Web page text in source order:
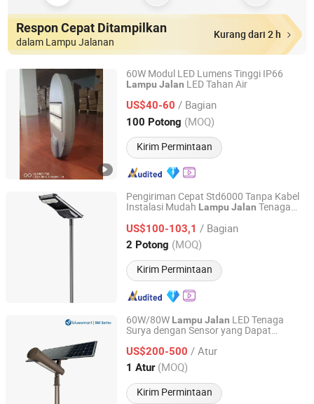
Respon Cepat Ditampilkan
dalam Lampu Jalanan
Kurang dari 2 h
60W Modul LED Lumens Tinggi IP66
Lampu Jalan LED Tahan Air
US$40-60 / Bagian
100 Potong (MOQ)
Kirim Permintaan
Jiangsu Shixin Electric Group Co., Ltd.
Jiangsu, China Harga mulai 2013
Pengiriman Cepat Std6000 Tanpa Kabel
Instalasi Mudah Lampu Jalan Tenaga
US$100-103,1 / Bagian
2 Potong (MOQ)
Kirim Permintaan
Jiangsu Longen Lighting Co., Ltd.
Harga mulai 2026
60W/80W Lampu Jalan LED Tenaga
Surya dengan Sensor yang Dapat
US$200-500 / Atur
1 Atur (MOQ)
Kirim Permintaan
Bluesmart Solar PV Co., Ltd.
Guangdong, China Harga mulai 2016